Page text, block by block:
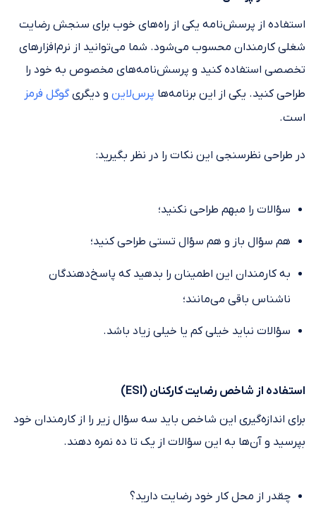
استفاده از پرسش‌نامه یکی از راه‌های خوب برای سنجش رضایت
شغلی کارمندان محسوب می‌شود. شما می‌توانید از نرم‌افزارهای
تخصصی استفاده کنید و پرسش‌نامه‌های مخصوص به خود را
طراحی کنید. یکی از این برنامه‌ها پرس‌لاین و دیگریگوگل فرمز
است.
در طراحی نظرسنجی این نکات را در نظر بگیرید:
سؤالات را مبهم طراحی نکنید؛
هم سؤال باز و هم سؤال تستی طراحی کنید؛
به کارمندان این اطمینان را بدهید که پاسخ‌دهندگان
ناشناس باقی می‌مانند؛
سؤالات نباید خیلی کم یا خیلی زیاد باشد.
استفاده از شاخص رضایت کارکنان (ESI)
برای اندازه‌گیری این شاخص باید سه سؤال زیر را از کارمندان خود
بپرسید و آن‌ها به این سؤالات از یک تا ده نمره دهند.
چقدر از محل کار خود رضایت دارید؟